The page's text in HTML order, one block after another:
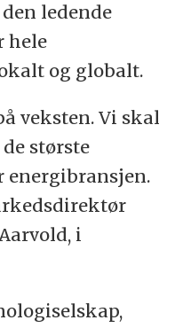
ledende
hele
og globalt.
veksten. Vi skal
største
i